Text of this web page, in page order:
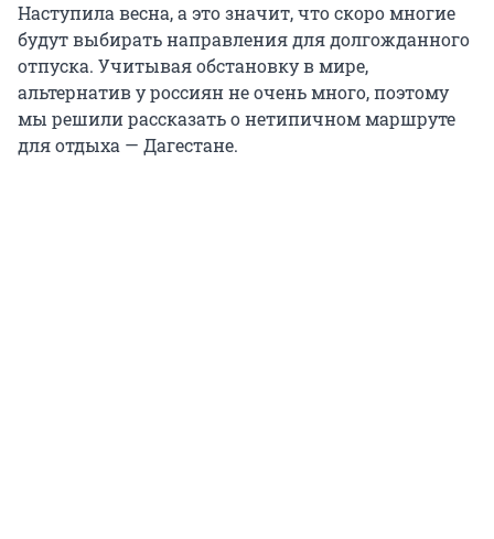
Наступила весна, а это значит, что скоро многие
будут выбирать направления для долгожданного
отпуска. Учитывая обстановку в мире,
альтернатив у россиян не очень много, поэтому
мы решили рассказать о нетипичном маршруте
для отдыха — Дагестане.